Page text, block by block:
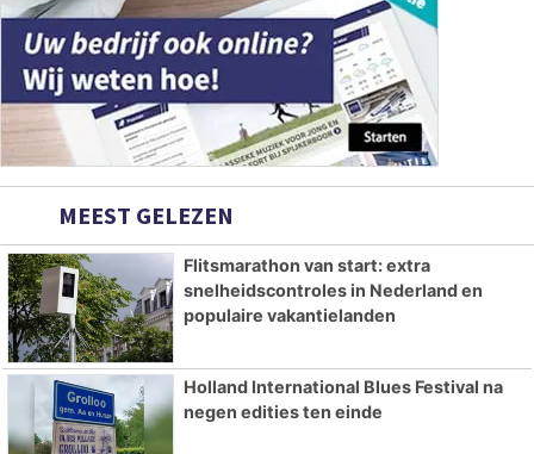
MEEST GELEZEN
Flitsmarathon van start: extra
snelheidscontroles in Nederland en
populaire vakantielanden
Holland International Blues Festival na
negen edities ten einde